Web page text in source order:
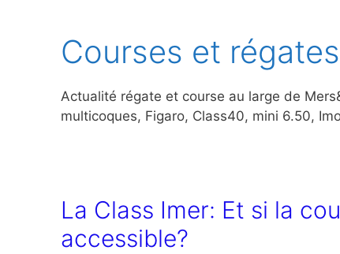
Courses et régates
Actualité régate et course au large de
multicoques, Figaro, Class40, mini 6.50,
La Class Imer: Et si la
accessible?